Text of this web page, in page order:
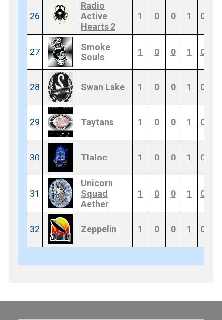
26
Radio
Active
Hearts 2
1 0 0 1 0
27
Smoke
Souls
1 0 0 1 0
28 Swan Lake 1 0 0 1 0
29 Taytans 1 0 0 1 0
30 Tlaloc 1 0 0 1 0
31
Unicorn
Squad
Aether
1 0 0 1 0
32 Zeppelin 1 0 0 1 0